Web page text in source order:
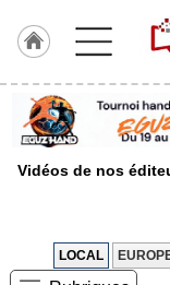
J'adhère
Hulcoq
Vidéos de nos
LOCAL